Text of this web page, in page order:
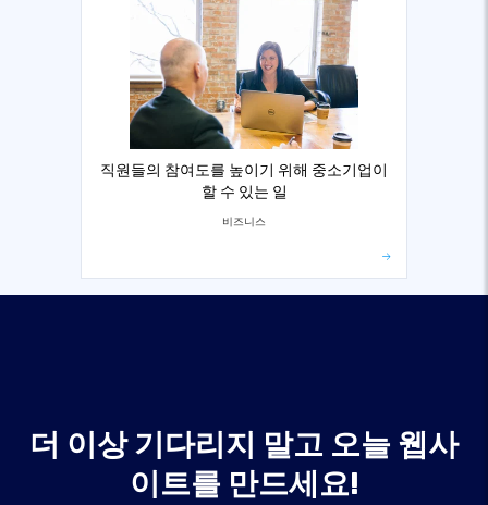
직원들의 참여도를 높이기 위해 중소기업이
할 수 있는 일
비즈니스
더 이상 기다리지 말고 오늘 웹사
이트를 만드세요!